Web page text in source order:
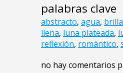
palabras clave
abstracto, agua,
llena, luna plateada,
reflexión, romántico,
no hay comentarios